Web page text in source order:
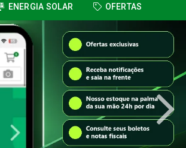
ENERGIA SOLAR OFERTAS